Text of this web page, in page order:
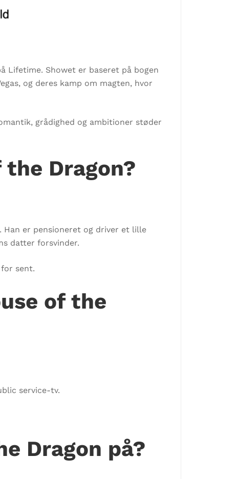
Lifetime. Showet er baseret på bogen
og deres kamp om magten, hvor
grådighed og ambitioner støder
Dragon?
Han er pensioneret og driver et lille
datter forsvinder.
sent.
of the
service-tv.
Dragon på?